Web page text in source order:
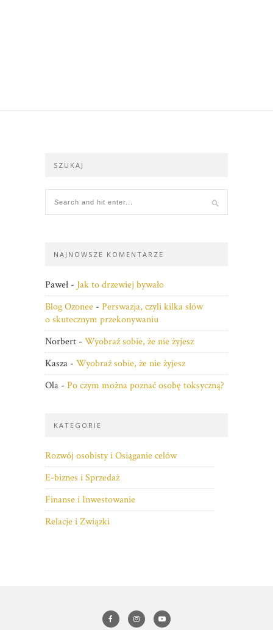
SZUKAJ
NAJNOWSZE KOMENTARZE
Paweł - Jak to drzewiej bywało
Blog Ozonee - Perswazja, czyli kilka słów
o skutecznym przekonywaniu
Norbert - Wyobraź sobie, że nie żyjesz
Kasza - Wyobraź sobie, że nie żyjesz
Ola - Po czym można poznać osobę toksyczną?
KATEGORIE
Rozwój osobisty i Osiąganie celów
E-biznes i Sprzedaż
Finanse i Inwestowanie
Relacje i Związki